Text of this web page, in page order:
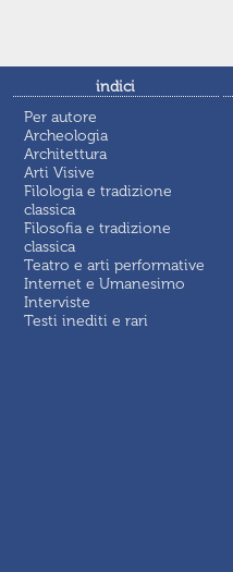
indici
Per autore
Archeologia
Architettura
Arti Visive
Filologia e tradizione
classica
Filosofia e tradizione
classica
Teatro e arti performative
Internet e Umanesimo
Interviste
Testi inediti e rari